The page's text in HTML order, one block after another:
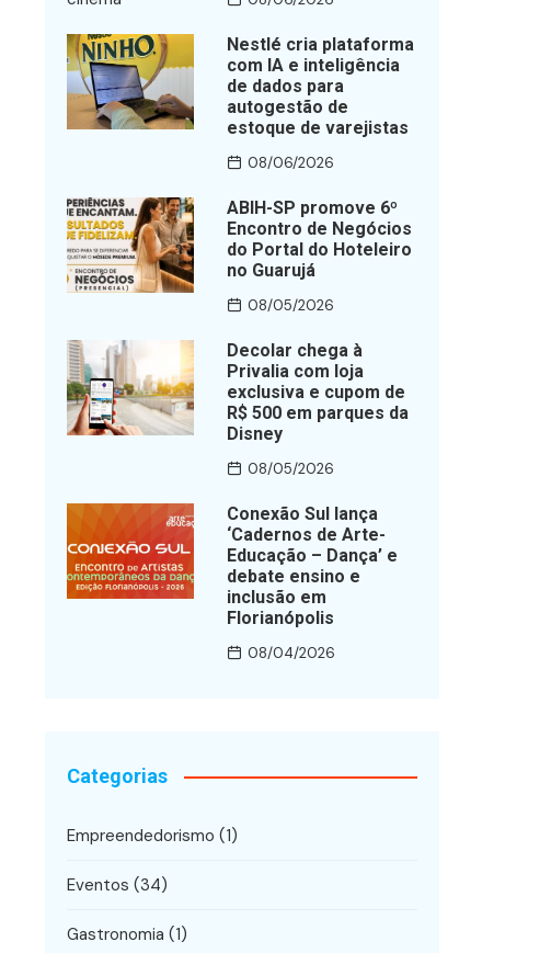
Nestlé cria plataforma
com IA e inteligência
de dados para
autogestão de
estoque de varejistas
08/06/2026
ABIH-SP promove 6º
Encontro de Negócios
do Portal do Hoteleiro
no Guarujá
08/05/2026
Decolar chega à
Privalia com loja
exclusiva e cupom de
R$ 500 em parques da
Disney
08/05/2026
Conexão Sul lança
‘Cadernos de Arte-
Educação – Dança’ e
debate ensino e
inclusão em
Florianópolis
08/04/2026
Categorias
Empreendedorismo (1)
Eventos (34)
Gastronomia (1)